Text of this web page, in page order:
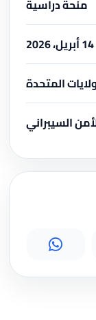
منحة دراسية
14 أبريل، 2026
المتحدة
السيبراني